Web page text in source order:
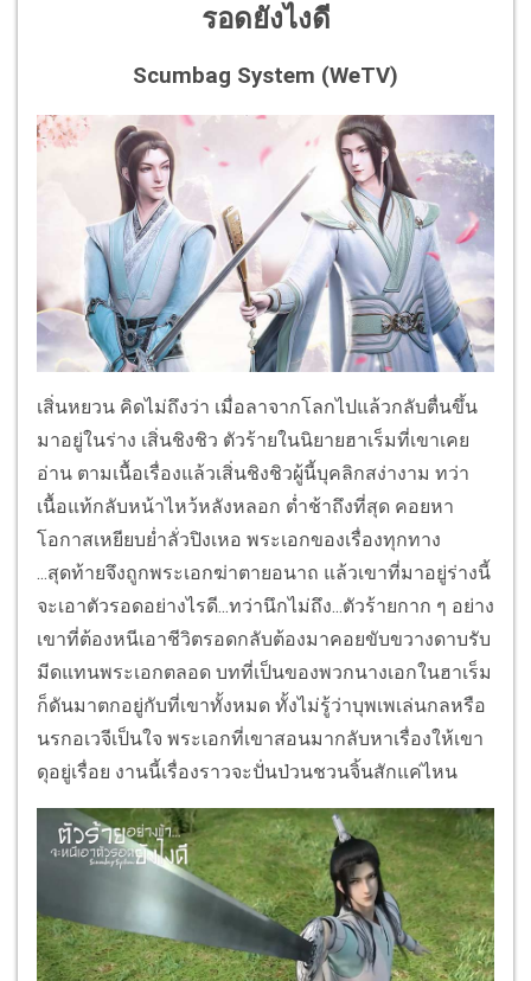
รอดยังไงดี
Scumbag System (WeTV)
เสิ่นหยวน คิดไม่ถึงว่า เมื่อลาจากโลกไปแล้วกลับตื่นขึ้น
มาอยู่ในร่าง เสิ่นชิงชิว ตัวร้ายในนิยายฮาเร็มที่เขาเคย
อ่าน ตามเนื้อเรื่องแล้วเสิ่นชิงชิวผู้นี้บุคลิกสง่างาม ทว่า
เนื้อแท้กลับหน้าไหว้หลังหลอก ต่ำช้าถึงที่สุด คอยหา
โอกาสเหยียบย่ำลั่วปิงเหอ พระเอกของเรื่องทุกทาง
...สุดท้ายจึงถูกพระเอกฆ่าตายอนาถ แล้วเขาที่มาอยู่ร่างนี้
จะเอาตัวรอดอย่างไรดี...ทว่านึกไม่ถึง...ตัวร้ายกาก ๆ อย่าง
เขาที่ต้องหนีเอาชีวิตรอดกลับต้องมาคอยขับขวางดาบรับ
มีดแทนพระเอกตลอด บทที่เป็นของพวกนางเอกในฮาเร็ม
ก็ดันมาตกอยู่กับที่เขาทั้งหมด ทั้งไม่รู้ว่าบุพเพเล่นกลหรือ
นรกอเวจีเป็นใจ พระเอกที่เขาสอนมากลับหาเรื่องให้เขา
ดุอยู่เรื่อย งานนี้เรื่องราวจะปั่นป่วนชวนจิ้นสักแค่ไหน